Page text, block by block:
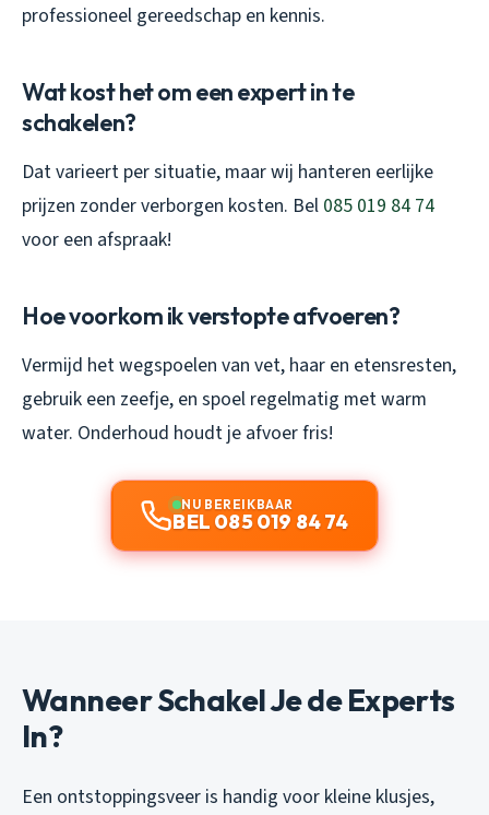
professioneel gereedschap en kennis.
Wat kost het om een expert in te
schakelen?
Dat varieert per situatie, maar wij hanteren eerlijke
prijzen zonder verborgen kosten. Bel 085 019 84 74
voor een afspraak!
Hoe voorkom ik verstopte afvoeren?
Vermijd het wegspoelen van vet, haar en etensresten,
gebruik een zeefje, en spoel regelmatig met warm
water. Onderhoud houdt je afvoer fris!
NU BEREIKBAAR
BEL 085 019 84 74
Wanneer Schakel Je de Experts
In?
Een ontstoppingsveer is handig voor kleine klusjes,